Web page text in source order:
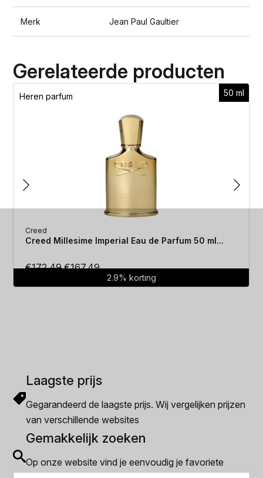
Merk Jean Paul Gaultier
Gerelateerde producten
50 ml
Heren parfum
Creed
Creed Millesime Imperial Eau de Parfum 50 ml...
€172.49Oorspronkelijke
€167.49Huidige
prijs
2.9% korting
Laagste prijs
Gegarandeerd de laagste prijs. Wij vergelijken prijzen
van verschillende websites
Gemakkelijk zoeken
Op onze website vind je eenvoudig je favoriete